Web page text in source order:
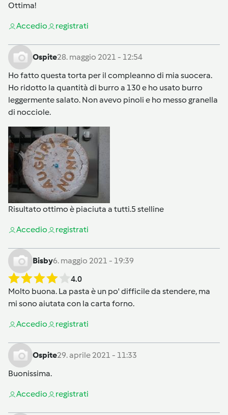
Ottima!
Accedio registrati
Ospite28. maggio 2021 - 12:54
Ho fatto questa torta per il compleanno di mia suocera.
Ho ridotto la quantità di burro a 130 e ho usato burro
leggermente salato. Non avevo pinoli e ho messo granella
di nocciole.
Risultato ottimo è piaciuta a tutti.5 stelline
Accedio registrati
Bisby6. maggio 2021 - 19:39
4.0
Molto buona. La pasta è un po' difficile da stendere, ma
mi sono aiutata con la carta forno.
Accedio registrati
Ospite29. aprile 2021 - 11:33
Buonissima.
Accedio registrati